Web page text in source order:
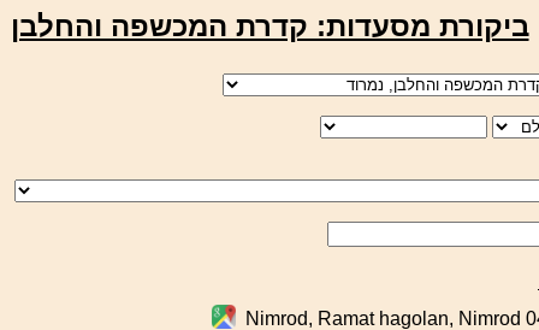
ביקורת מסעדות: קדרת המכשפה והחלבן
Nimrod, Ramat hagolan, Nimrod